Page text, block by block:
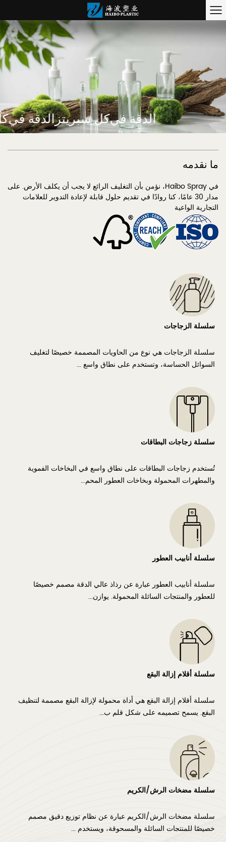
الدقة فيكل سبريتزالدقة في
ما نقدمه
في Haibo Spray، نؤمن بأن التغليف الرائع لا يجب أن يكلف الأرض. على
مدار 30 عامًا، كنا روادًا في تقديم حلول قابلة لإعادة التدوير للعلامات
التجارية الواعية
سلسلة الزجاجات
سلسلة الزجاجات هي نوع من الحاويات المصممة خصيصًا لتغليف
السوائل الحساسة، وتستخدم على نطاق واسع ...
سلسلة زجاجات البطاقات
تُستخدم زجاجات البطاقات على نطاق واسع في البخاخات الفموية
والمطهرات المحمولة وبخاخات العطور المحم...
سلسلة أنابيب العطور
سلسلة أنابيب العطور عبارة عن رذاذ عالي الدقة مصمم خصيصًا
للعطور والمنتجات السائلة المحمولة. يوازن...
سلسلة أقلام إزالة البقع
سلسلة أقلام إزالة البقع هي أداة محمولة لإزالة البقع مصممة لتنظيف
البقع. يسمح تصميمه على شكل قلم ب...
سلسلة مضخات الرش/الكريم
سلسلة مضخات الرش/الكريم عبارة عن نظام توزيع دقيق مصمم
خصيصًا للمنتجات السائلة والمسحوقة، ويستخدم ...